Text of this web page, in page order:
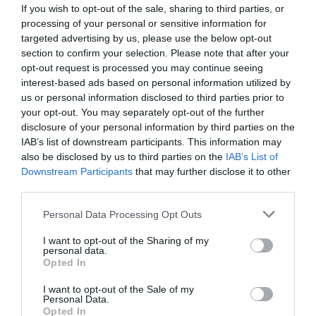
If you wish to opt-out of the sale, sharing to third parties, or
processing of your personal or sensitive information for
targeted advertising by us, please use the below opt-out
section to confirm your selection. Please note that after your
opt-out request is processed you may continue seeing
interest-based ads based on personal information utilized by
us or personal information disclosed to third parties prior to
your opt-out. You may separately opt-out of the further
disclosure of your personal information by third parties on the
IAB’s list of downstream participants. This information may
also be disclosed by us to third parties on the IAB’s List of
Downstream Participants that may further disclose it to other
Personal Data Processing Opt Outs
I want to opt-out of the Sharing of my
personal data.
Opted In
I want to opt-out of the Sale of my
Personal Data.
Opted In
las flores.